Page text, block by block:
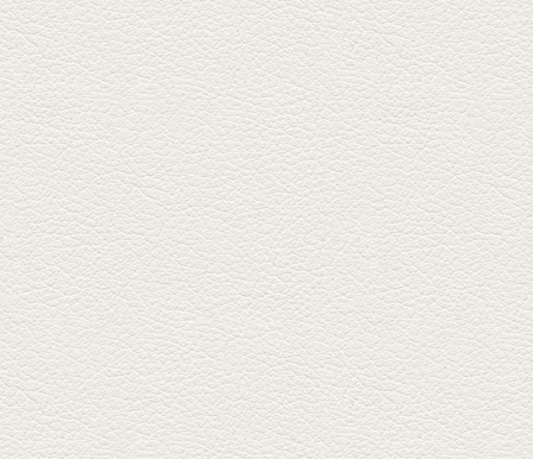
2025年10月17日放送
ヒレ焼き＆牛ひれ肉汁カ
レー
武蔵小路で人気の『ヒレ肉じゅ
んちゃん』へ。『銀ハイ』で乾
杯！ブ...
2025年9月26日放送
フォンダンエッグ＆二郎
系にんにくパスタ
北区麻生田の人気店『多酒多菜
満月』へ。『しろ』水割で乾
杯！出...
2025年9月5日放送
あくまのポテサラ＆変わ
り天ぷら盛り合わせ
武蔵小路の「たぬきと銀杏」で
自慢の「変わり天ぷら」を
「KAORU」...